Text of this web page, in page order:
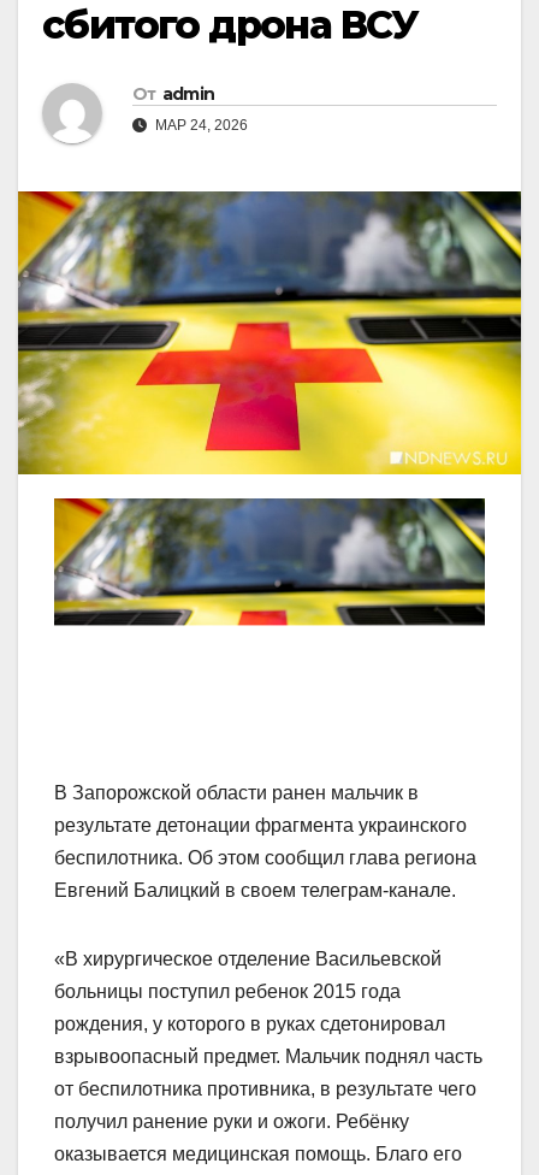
сбитого дрона ВСУ
От admin
МАР 24, 2026
В Запорожской области ранен мальчик в
результате детонации фрагмента украинского
беспилотника. Об этом сообщил глава региона
Евгений Балицкий в своем телеграм-канале.
«В хирургическое отделение Васильевской
больницы поступил ребенок 2015 года
рождения, у которого в руках сдетонировал
взрывоопасный предмет. Мальчик поднял часть
от беспилотника противника, в результате чего
получил ранение руки и ожоги. Ребёнку
оказывается медицинская помощь. Благо его